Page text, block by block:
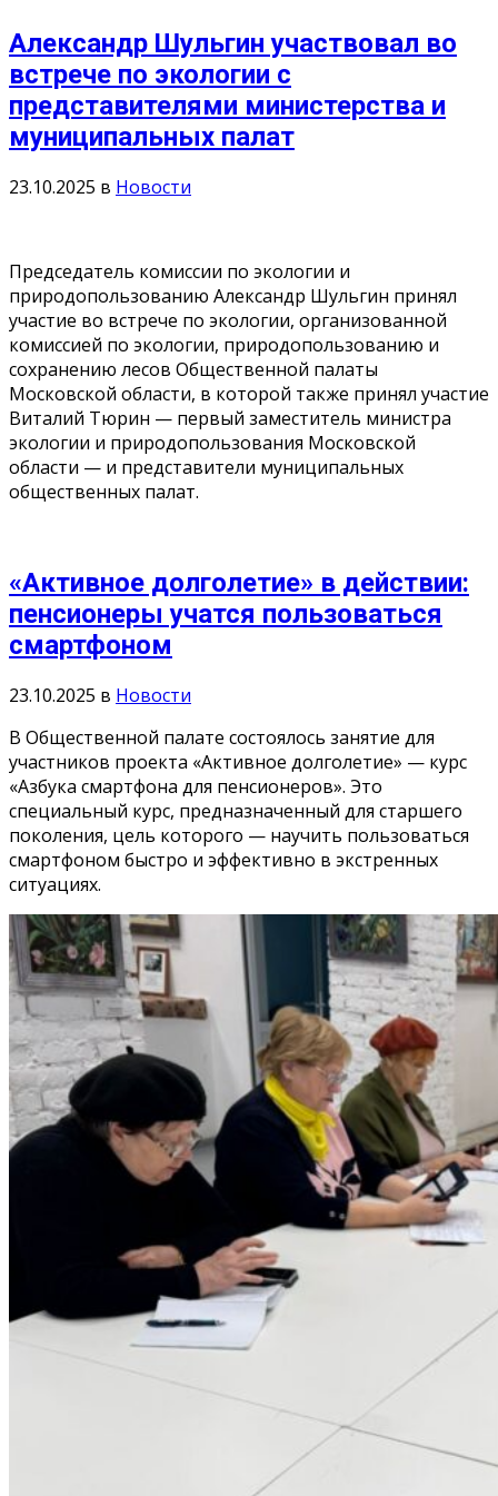
Александр Шульгин участвовал во
встрече по экологии с
представителями министерства и
муниципальных палат
23.10.2025 в Новости
Председатель комиссии по экологии и
природопользованию Александр Шульгин принял
участие во встрече по экологии, организованной
комиссией по экологии, природопользованию и
сохранению лесов Общественной палаты
Московской области, в которой также принял участие
Виталий Тюрин — первый заместитель министра
экологии и природопользования Московской
области — и представители муниципальных
общественных палат.
«Активное долголетие» в действии:
пенсионеры учатся пользоваться
смартфоном
23.10.2025 в Новости
В Общественной палате состоялось занятие для
участников проекта «Активное долголетие» — курс
«Азбука смартфона для пенсионеров». Это
специальный курс, предназначенный для старшего
поколения, цель которого — научить пользоваться
смартфоном быстро и эффективно в экстренных
ситуациях.